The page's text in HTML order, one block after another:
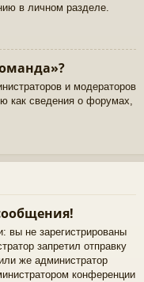
в личном разделе.
и модераторов
как сведения о форумах,
вы не зарегистрированы
запретил отправку
же администратор
конференции